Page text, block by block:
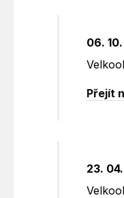
06.
Přejít
23.